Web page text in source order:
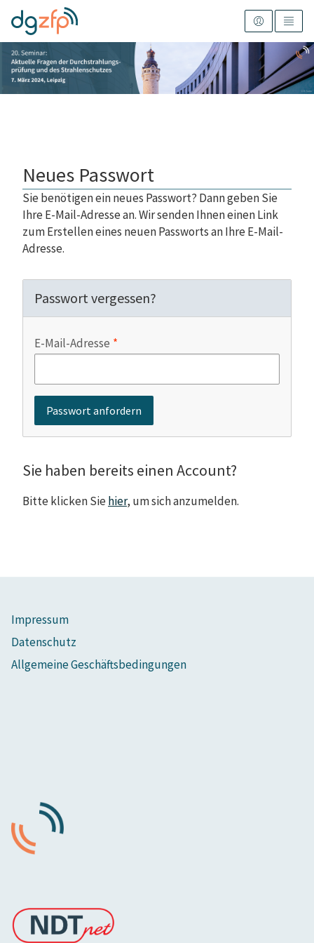
Neues Passwort
Sie benötigen ein neues Passwort? Dann geben Sie
Ihre E-Mail-Adresse an. Wir senden Ihnen einen Link
zum Erstellen eines neuen Passworts an Ihre E-Mail-
Adresse.
Passwort vergessen?
E-Mail-Adresse
Sie haben bereits einen Account?
Bitte klicken Siehier, um sich anzumelden.
Impressum
Datenschutz
Allgemeine Geschäftsbedingungen